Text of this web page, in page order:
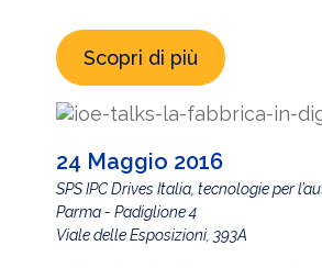
Scopri di più
24 Maggio 2016
SPS IPC Drives Italia, tecnologie per
Parma - Padiglione 4
Viale delle Esposizioni, 393A